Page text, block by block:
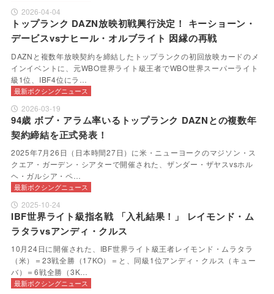
2026-04-04
トップランク DAZN放映初戦興行決定！ キーショーン・
デービスvsナヒール・オルブライト 因縁の再戦
DAZNと複数年放映契約を締結したトップランクの初回放映カードのメ
インイベントに、元WBO世界ライト級王者でWBO世界スーパーライト
級1位、IBF4位にラ…
最新ボクシングニュース
2026-03-19
94歳 ボブ・アラム率いるトップランク DAZNとの複数年
契約締結を正式発表！
2025年7月26日（日本時間27日）に米・ニューヨークのマジソン・ス
クエア・ガーデン・シアターで開催された、ザンダー・ザヤスvsホル
ヘ・ガルシア・ペ…
最新ボクシングニュース
2025-10-24
IBF世界ライト級指名戦 「入札結果！」 レイモンド・ム
ラタラvsアンディ・クルス
10月24日に開催された、IBF世界ライト級王者レイモンド・ムラタラ
（米）＝23戦全勝（17KO）＝と、同級1位アンディ・クルス（キュー
バ）＝6戦全勝（3K…
最新ボクシングニュース